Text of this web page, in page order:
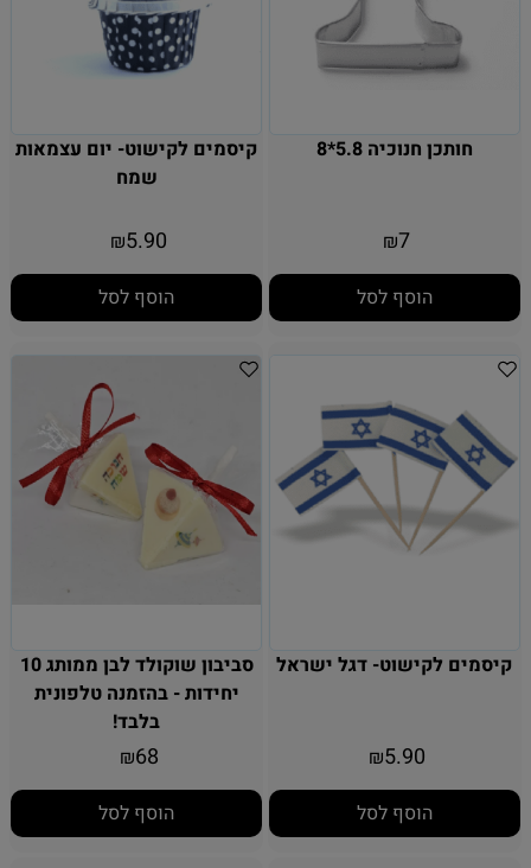
חותכן חנוכיה 5.8*8
₪7
הוסף לסל
קיסמים לקישוט- יום עצמאות
שמח
₪5.90
הוסף לסל
קיסמים לקישוט- דגל ישראל
₪5.90
הוסף לסל
סביבון שוקולד לבן ממותג 10
יחידות - בהזמנה טלפונית
בלבד!
₪68
הוסף לסל